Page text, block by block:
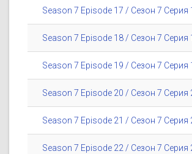
Season 7 Episode 17 / Сезон 7 Серия
Season 7 Episode 18 / Сезон 7 Серия
Season 7 Episode 19 / Сезон 7 Серия
Season 7 Episode 20 / Сезон 7 Серия
Season 7 Episode 21 / Сезон 7 Серия
Season 7 Episode 22 / Сезон 7 Серия